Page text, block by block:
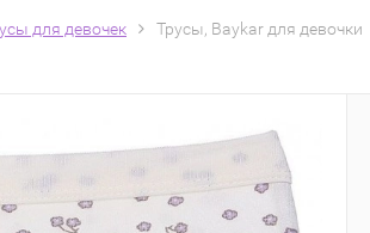
для девочек Трусы, Baykar для девочки